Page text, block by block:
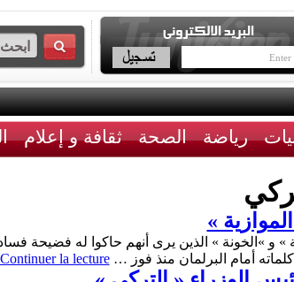
رياضة الصحة ثقافة و إعلام
»
و »الخونة » الذين يرى أنهم حاكوا له فضيحة
أمام البرلمان منذ فوز …Continuer la lecture